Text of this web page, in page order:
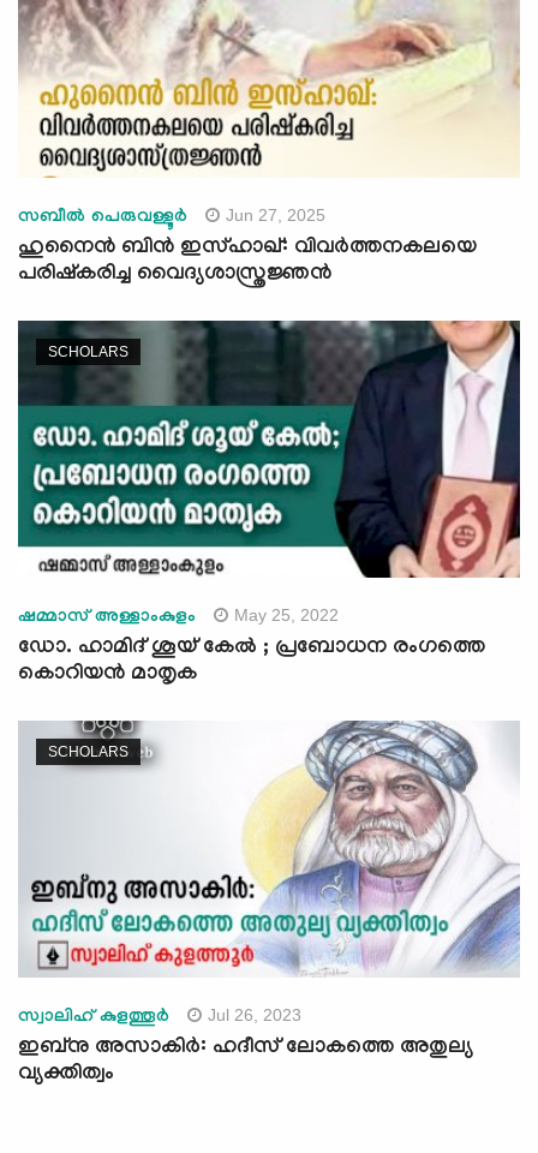
സബീൽ പെരുവള്ളൂർ Jun 27, 2025
ഹുനൈൻ ബിൻ ഇസ്ഹാഖ്: വിവർത്തനകലയെ
പരിഷ്‌കരിച്ച വൈദ്യശാസ്ത്രജ്ഞൻ
SCHOLARS
ഷമ്മാസ് അള്ളാംകുളം May 25, 2022
ഡോ. ഹാമിദ് ശൂയ് കേൽ ; പ്രബോധന രംഗത്തെ
കൊറിയൻ മാതൃക
SCHOLARS
സ്വാലിഹ് കുളത്തൂര്‍ Jul 26, 2023
ഇബ്നു അസാകിർ: ഹദീസ് ലോകത്തെ അതുല്യ
വ്യക്തിത്വം